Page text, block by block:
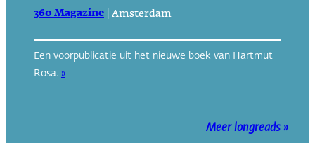
360 Magazine Amsterdam
Een voorpublicatie uit het nieuwe boek van Hartmut
Rosa. »
Meer longreads »